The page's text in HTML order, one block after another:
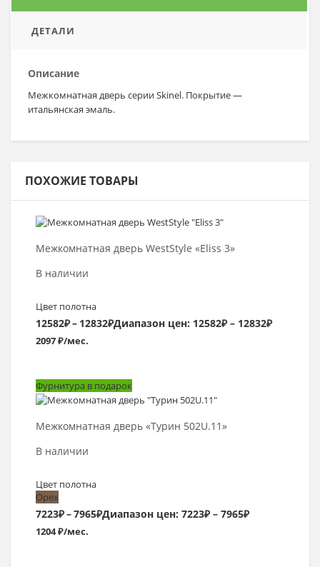
ДЕТАЛИ
Описание
Межкомнатная дверь серии Skinel. Покрытие —
итальянская эмаль.
ПОХОЖИЕ ТОВАРЫ
Межкомнатная дверь WestStyle «Eliss 3»
В наличии
Цвет полотна
12582₽– 12832₽Диапазон цен: 12582₽ – 12832₽
2097 ₽/мес.
Выбрать >
Фурнитура в подарок
Межкомнатная дверь «Турин 502U.11»
В наличии
Цвет полотна
Орех
7223₽–7965₽Диапазон цен: 7223₽ – 7965₽
1204 ₽/мес.
Выбрать >